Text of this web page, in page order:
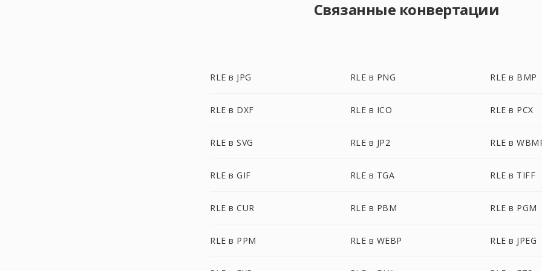
Связанные конвертации
RLE в JPG RLE в PNG RLE в BMP
RLE в DXF RLE в ICO RLE в PCX
RLE в SVG RLE в JP2 RLE в
RLE в GIF RLE в TGA RLE в TIFF
RLE в CUR RLE в PBM RLE в PGM
RLE в PPM RLE в WEBP RLE в JPEG